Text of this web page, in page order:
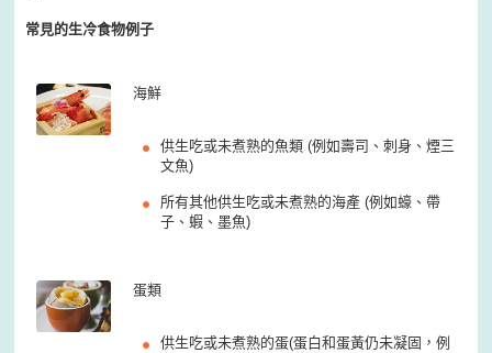
常見的生冷食物例子
海鮮
供生吃或未煮熟的魚類 (例如壽司、刺身、煙三
文魚)
所有其他供生吃或未煮熟的海產 (例如蠔、帶
子、蝦、墨魚)
蛋類
供生吃或未煮熟的蛋(蛋白和蛋黃仍未凝固，例